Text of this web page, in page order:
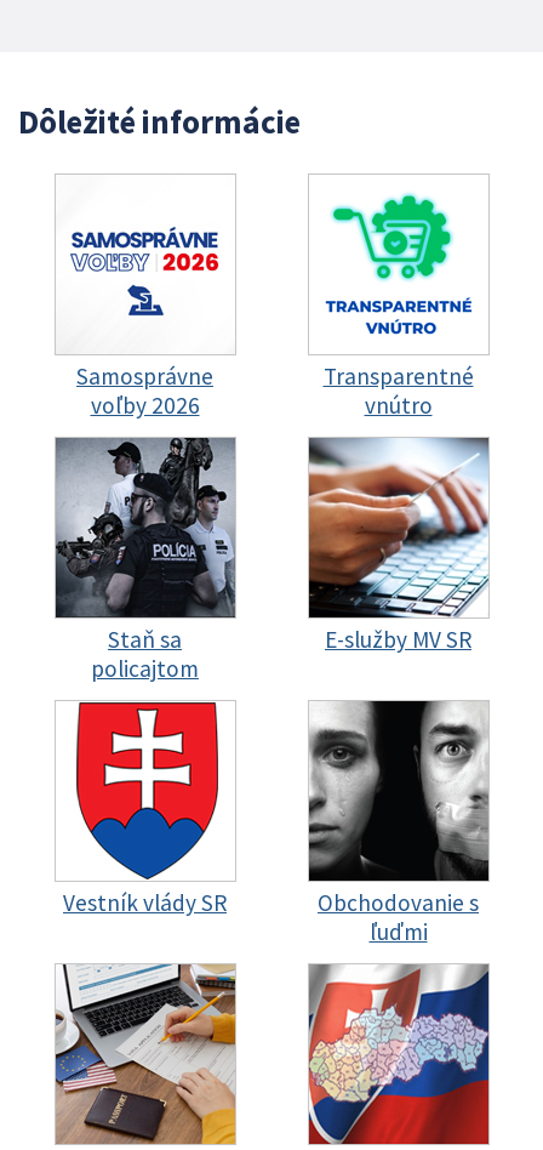
Dôležité informácie
Samosprávne
voľby 2026
Transparentné
vnútro
Staň sa
policajtom
E-služby MV SR
Vestník vlády SR
Obchodovanie s
ľuďmi